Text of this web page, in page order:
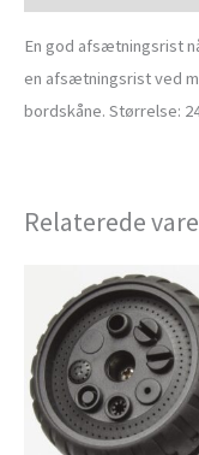
En god afsætningsrist
en afsætningsrist ved
bordskåne. Størrelse:
Relaterede